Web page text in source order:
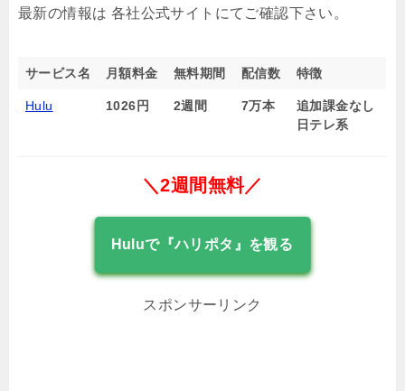
最新の情報は 各社公式サイトにてご確認下さい。
サービス名 月額料金 無料期間 配信数 特徴
Hulu 1026円 2週間 7万本
追加課金なし
日テレ系
＼2週間無料／
Huluで『ハリポタ』を観る
スポンサーリンク